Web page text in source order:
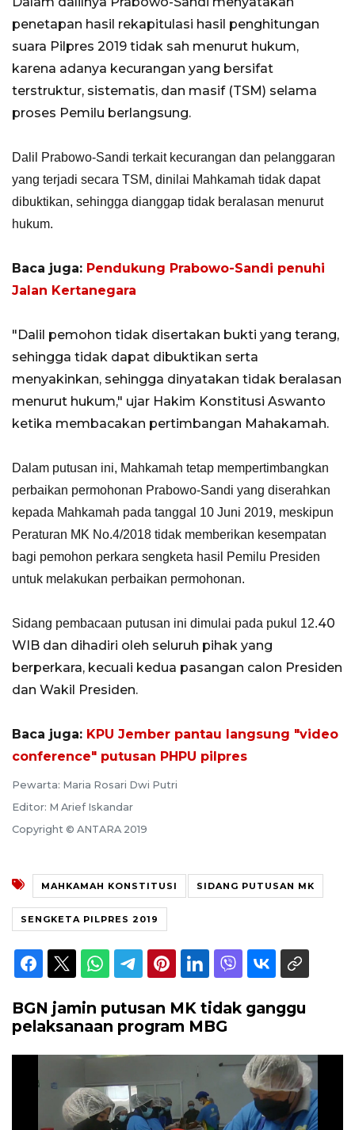
penetapan hasil rekapitulasi hasil penghitungan
suara Pilpres 2019 tidak sah menurut hukum,
karena adanya kecurangan yang bersifat
terstruktur, sistematis, dan masif (TSM) selama
proses Pemilu berlangsung.
Dalil Prabowo-Sandi terkait kecurangan dan pelanggaran
yang terjadi secara TSM, dinilai Mahkamah tidak dapat
dibuktikan, sehingga dianggap tidak beralasan menurut
hukum.
Baca juga: Pendukung Prabowo-Sandi penuhi
Jalan Kertanegara
"Dalil pemohon tidak disertakan bukti yang terang,
sehingga tidak dapat dibuktikan serta
menyakinkan, sehingga dinyatakan tidak beralasan
menurut hukum," ujar Hakim Konstitusi Aswanto
ketika membacakan pertimbangan Mahakamah.
Dalam putusan ini, Mahkamah tetap mempertimbangkan
perbaikan permohonan Prabowo-Sandi yang diserahkan
kepada Mahkamah pada tanggal 10 Juni 2019, meskipun
Peraturan MK No.4/2018 tidak memberikan kesempatan
bagi pemohon perkara sengketa hasil Pemilu Presiden
untuk melakukan perbaikan permohonan.
Sidang pembacaan putusan ini dimulai pada pukul 12.40
WIB dan dihadiri oleh seluruh pihak yang
berperkara, kecuali kedua pasangan calon Presiden
dan Wakil Presiden.
Baca juga: KPU Jember pantau langsung "video
conference" putusan PHPU pilpres
Pewarta: Maria Rosari Dwi Putri
Editor: M Arief Iskandar
Copyright © ANTARA 2019
MAHKAMAH KONSTITUSI SIDANG PUTUSAN MK
SENGKETA PILPRES 2019
BGN jamin putusan MK tidak ganggu
pelaksanaan program MBG